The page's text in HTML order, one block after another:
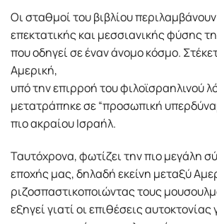
Οι σταθμοί του βιβλίου
επεκτατικής και μεσσιανικής φύσης
που οδη­γεί σε έναν άνομο κόσμο.
Αμερική,
υπό την επιρροή του φιλοϊσραηλινού
μετατράπηκε σε “προσωπική
πιο ακραίου Ισραήλ.
Ταυτόχρονα, φωτίζει την πιο μεγάλη
επο­χής μας, δηλαδή εκείνη μεταξύ
ριζοσπαστικοποιώντας τους
εξηγεί γιατί οι επιθέσεις αυτοκτονίας